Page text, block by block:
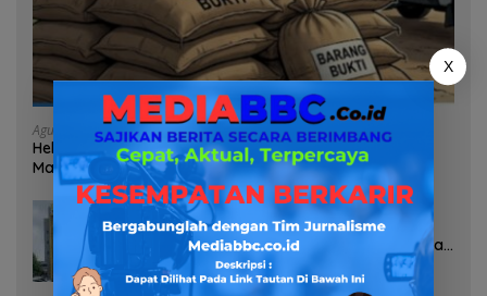
Agustus 7, 2026
Heboh Tumpukan Karung Diduga Pasir Timah di Pos AL
Manggar, Danlanal Babel: Masih Kami Dalami
Agustus 7, 2026
Pelayanan Kinerja Dan Transparansi
Sanksi P2TL PLN Dipertanyakan, Upaya
Konfirmasi GM PLN UID S2JB Terkesan
Tutup Mata
X